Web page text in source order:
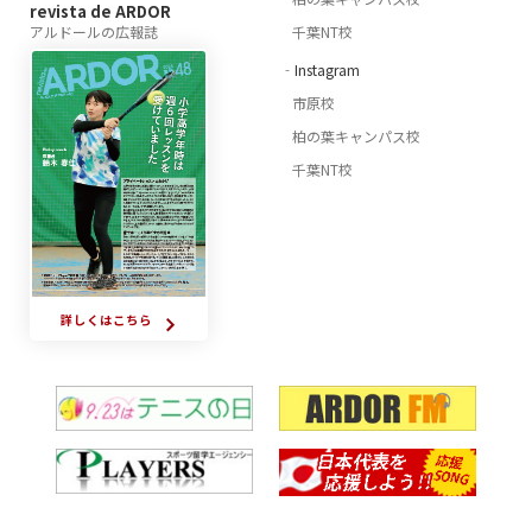
revista de ARDOR
アルドールの広報誌
詳しくはこちら
千葉NT校
‐Instagram
市原校
柏の葉キャンパス校
千葉NT校